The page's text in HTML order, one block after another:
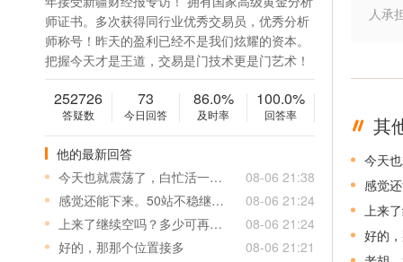
师证书。多次获得同行业优秀交易员，优秀分析
师称号！昨天的盈利已经不是我们炫耀的资本。
把握今天才是王道，交易是门技术更是门艺术！
252726
答疑数
73
今日回答
86.0%
及时率
100.0%
回答率
他的最新回答
今天也就震荡了，白忙活一天，错过几次好机会
08-06 21:38
感觉还能下来。50站不稳继续空如何？
08-06 21:24
上来了继续空吗？多少可再空吖
08-06 21:24
好的，那那个位置接多
08-06 21:21
人承
其
今天
感觉
上来
好的